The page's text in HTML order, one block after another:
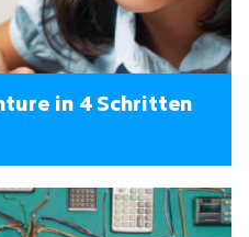
in 4 Schritten